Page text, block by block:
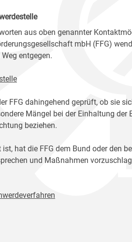
aus oben genannter
mbH (FFG)
entgegen.
FFG dahingehend geprüft, ob sie
Mängel bei der Einhaltung
beziehen.
hat die FFG dem Bund oder den
und Maßnahmen